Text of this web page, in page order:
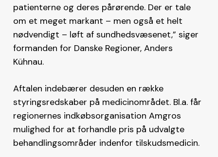
patienterne og deres pårørende. Der er tale
om et meget markant – men også et helt
nødvendigt – løft af sundhedsvæsenet,” siger
formanden for Danske Regioner, Anders
Kühnau.
Aftalen indebærer desuden en række
styringsredskaber på medicinområdet. Bl.a. får
regionernes indkøbsorganisation Amgros
mulighed for at forhandle pris på udvalgte
behandlingsområder indenfor tilskudsmedicin.